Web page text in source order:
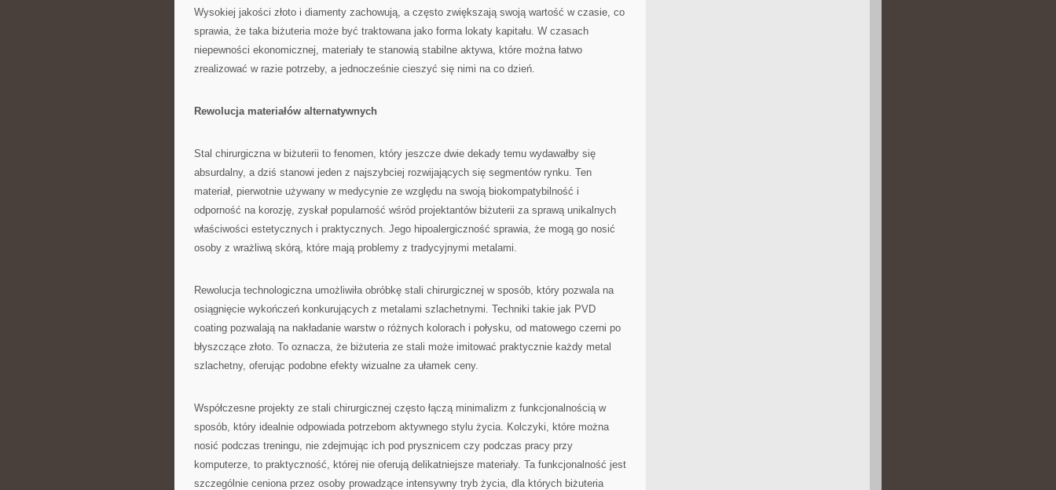
Wysokiej jakości złoto i diamenty zachowują, a często zwiększają swoją wartość w czasie, co
sprawia, że taka biżuteria może być traktowana jako forma lokaty kapitału. W czasach
niepewności ekonomicznej, materiały te stanowią stabilne aktywa, które można łatwo
zrealizować w razie potrzeby, a jednocześnie cieszyć się nimi na co dzień.
Rewolucja materiałów alternatywnych
Stal chirurgiczna w biżuterii to fenomen, który jeszcze dwie dekady temu wydawałby się
absurdalny, a dziś stanowi jeden z najszybciej rozwijających się segmentów rynku. Ten
materiał, pierwotnie używany w medycynie ze względu na swoją biokompatybilność i
odporność na korozję, zyskał popularność wśród projektantów biżuterii za sprawą unikalnych
właściwości estetycznych i praktycznych. Jego hipoalergiczność sprawia, że mogą go nosić
osoby z wrażliwą skórą, które mają problemy z tradycyjnymi metalami.
Rewolucja technologiczna umożliwiła obróbkę stali chirurgicznej w sposób, który pozwala na
osiągnięcie wykończeń konkurujących z metalami szlachetnymi. Techniki takie jak PVD
coating pozwalają na nakładanie warstw o różnych kolorach i połysku, od matowego czerni po
błyszczące złoto. To oznacza, że biżuteria ze stali może imitować praktycznie każdy metal
szlachetny, oferując podobne efekty wizualne za ułamek ceny.
Współczesne projekty ze stali chirurgicznej często łączą minimalizm z funkcjonalnością w
sposób, który idealnie odpowiada potrzebom aktywnego stylu życia. Kolczyki, które można
nosić podczas treningu, nie zdejmując ich pod prysznicem czy podczas pracy przy
komputerze, to praktyczność, której nie oferują delikatniejsze materiały. Ta funkcjonalność jest
szczególnie ceniona przez osoby prowadzące intensywny tryb życia, dla których biżuteria